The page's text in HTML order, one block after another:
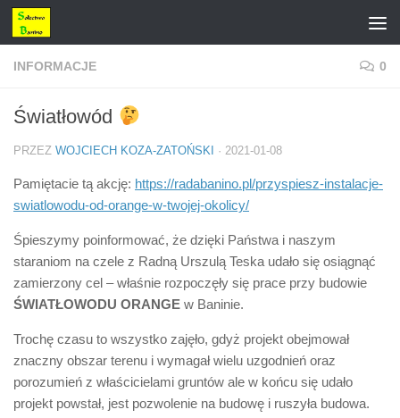
Przejdź do treści
INFORMACJE 0
Światłowód
PRZEZ WOJCIECH KOZA-ZATOŃSKI · 2021-01-08
Pamiętacie tą akcję: https://radabanino.pl/przyspiesz-instalacje-
swiatlowodu-od-orange-w-twojej-okolicy/
Śpieszymy poinformować, że dzięki Państwa i naszym
staraniom na czele z Radną Urszulą Teska udało się osiągnąć
zamierzony cel – właśnie rozpoczęły się prace przy budowie
ŚWIATŁOWODU ORANGE w Baninie.
Trochę czasu to wszystko zajęło, gdyż projekt obejmował
znaczny obszar terenu i wymagał wielu uzgodnień oraz
porozumień z właścicielami gruntów ale w końcu się udało
projekt powstał, jest pozwolenie na budowę i ruszyła budowa.